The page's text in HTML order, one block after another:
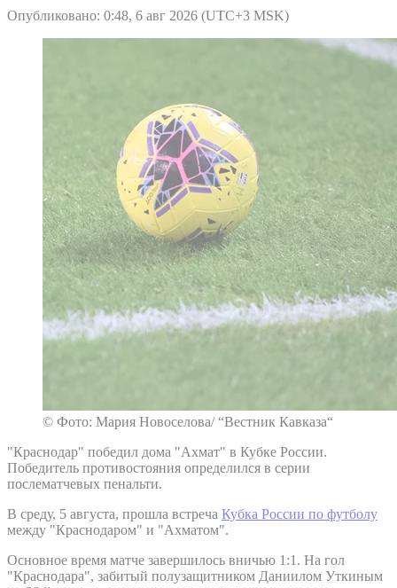
Опубликовано: 0:48, 6 авг 2026 (UTC+3 MSK)
© Фото: Мария Новоселова/ “Вестник Кавказа“
"Краснодар" победил дома "Ахмат" в Кубке России.
Победитель противостояния определился в серии
послематчевых пенальти.
В среду, 5 августа, прошла встреча Кубка России по футболу
между "Краснодаром" и "Ахматом".
Основное время матче завершилось вничью 1:1. На гол
"Краснодара", забитый полузащитником Даниилом Уткиным